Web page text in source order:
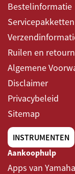
Bestelinformatie
Servicepakketten
Ruilen en
Algemene
Disclaimer
Privacybeleid
Sitemap
INSTRUMENTEN
Aankoophulp
Apps van Yamaha